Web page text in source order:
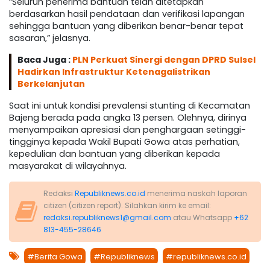
berdasarkan hasil pendataan dan verifikasi lapangan
sehingga bantuan yang diberikan benar-benar tepat
sasaran,” jelasnya.
Baca Juga : PLN Perkuat Sinergi dengan DPRD Sulsel
Hadirkan Infrastruktur Ketenagalistrikan
Berkelanjutan
Saat ini untuk kondisi prevalensi stunting di Kecamatan
Bajeng berada pada angka 13 persen. Olehnya, dirinya
menyampaikan apresiasi dan penghargaan setinggi-
tingginya kepada Wakil Bupati Gowa atas perhatian,
kepedulian dan bantuan yang diberikan kepada
masyarakat di wilayahnya.
Redaksi Republiknews.co.id menerima naskah laporan
citizen (citizen report). Silahkan kirim ke email:
redaksi.republiknews1@gmail.com atau Whatsapp +62
813-455-28646
#Berita Gowa #Republiknews #republiknews.co.id